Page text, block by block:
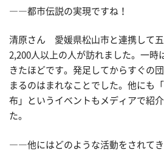
――都市伝説の実現ですね！
清原さん 愛媛県松山市と連携して五
2,200人以上の人が訪れました。一時
きたほどです。発足してからすぐの
まるのはまれなことでした。他にも
布」というイベントもメディアで紹
た。
――他にはどのような活動をされてき